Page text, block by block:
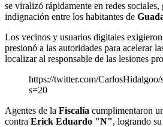
se viralizó rápidamente en redes
indignación entre los habitantes de
Los vecinos y usuarios digitales
presionó a las autoridades para acelerar
localizar al responsable de las lesiones
https://twitter.com/
s=20
Agentes de la Fiscalía cumplimentaron
contra Erick Eduardo "N", logrando